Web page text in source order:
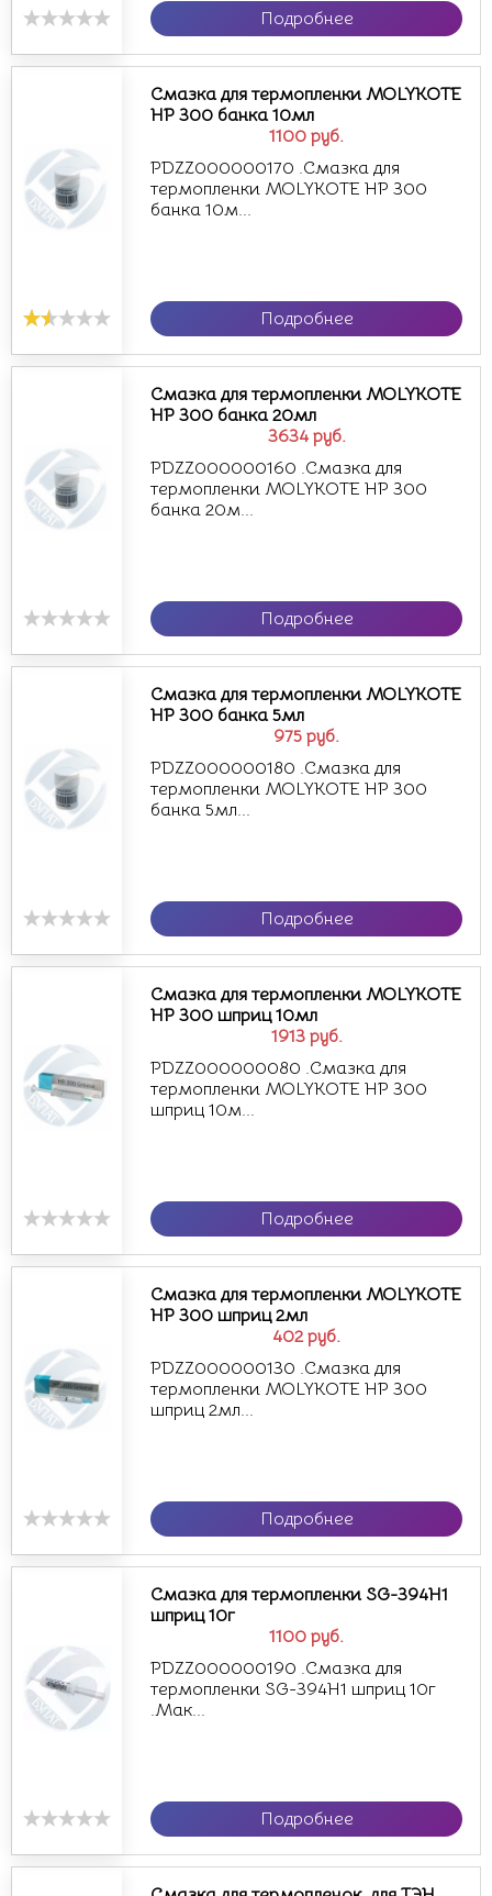
Подробнее
1100 руб.
Смазка для термопленки MOLYKOTE
HP 300 банка 10мл
PDZZ000000170 .Смазка для
термопленки MOLYKOTE HP 300
банка 10м...
Подробнее
3634 руб.
Смазка для термопленки MOLYKOTE
HP 300 банка 20мл
PDZZ000000160 .Смазка для
термопленки MOLYKOTE HP 300
банка 20м...
Подробнее
975 руб.
Смазка для термопленки MOLYKOTE
HP 300 банка 5мл
PDZZ000000180 .Смазка для
термопленки MOLYKOTE HP 300
банка 5мл...
Подробнее
1913 руб.
Смазка для термопленки MOLYKOTE
HP 300 шприц 10мл
PDZZ000000080 .Смазка для
термопленки MOLYKOTE HP 300
шприц 10м...
Подробнее
402 руб.
Смазка для термопленки MOLYKOTE
HP 300 шприц 2мл
PDZZ000000130 .Смазка для
термопленки MOLYKOTE HP 300
шприц 2мл...
Подробнее
1100 руб.
Смазка для термопленки SG-394H1
шприц 10г
PDZZ000000190 .Смазка для
термопленки SG-394H1 шприц 10г
.Мак...
Подробнее